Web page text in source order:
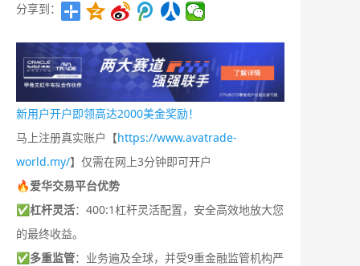
分享到：
新用户开户即领高达2000美金奖励！
马上注册真实账户【https://www.avatrade-
world.my/】仅需在网上3分钟即可开户
🔥爱华交易平台优势
✅杠杆灵活：400:1杠杆灵活配置，安全高效地放大您
的最终收益。
✅多重监管：业务遍及全球，并受9重金融监管机构严